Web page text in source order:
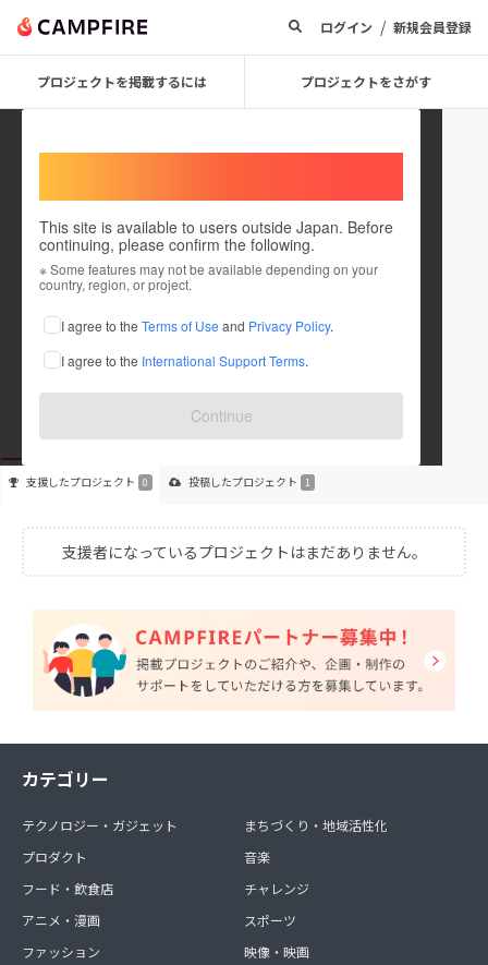
ログイン / 新規会員登録
プロジェクトを掲載するには プロジェクトをさがす
This site is available to users outside Japan. Before
continuing, please confirm the following.
※ Some features may not be available depending on your
country, region, or project.
I agree to the Terms of Use and Privacy Policy.
I agree to the International Support Terms.
Continue
Everyday Street Liver Brooklyn
これまでに1件のプロジェクトを投稿しています
在住国：未設定
出身国：未設定
支援したプロジェクト 0 投稿したプロジェクト 1
支援者になっているプロジェクトはまだありません。
カテゴリー
テクノロジー・ガジェット
プロダクト
フード・飲食店
アニメ・漫画
ファッション
まちづくり・地域活性化
音楽
チャレンジ
スポーツ
映像・映画